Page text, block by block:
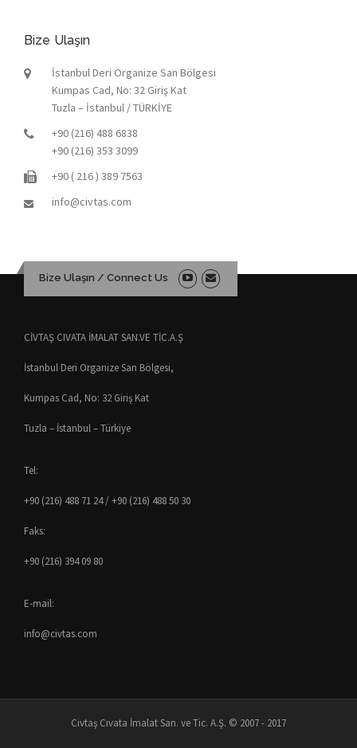
Bize Ulaşın
İstanbul Deri Organize San Bölgesi
Kumpas Cad, No: 32 Giriş Kat
Tuzla – İstanbul / TÜRKİYE
+90 (216) 488 6838
+90 (216) 353 3099
+90 ( 216 ) 389 7563
info@civtas.com
Bize Ulaşın / Connect Us
CİVTAŞ CIVATA İMALAT SAN.VE TİC.A.Ş
İstanbul Deri Organize San Bölgesi,
Kumpas Cad, No: 32 Giriş Kat
Tuzla – İstanbul – Türkiye
Tel:
+90 (216) 488 71 24 / +90 (216) 488 50 30
Faks:
+90 (216) 394 09 80
E-mail:
info@civtas.com
Civtaş Cıvata İmalat San. ve Tic. A.Ş. © 2007 - 2017